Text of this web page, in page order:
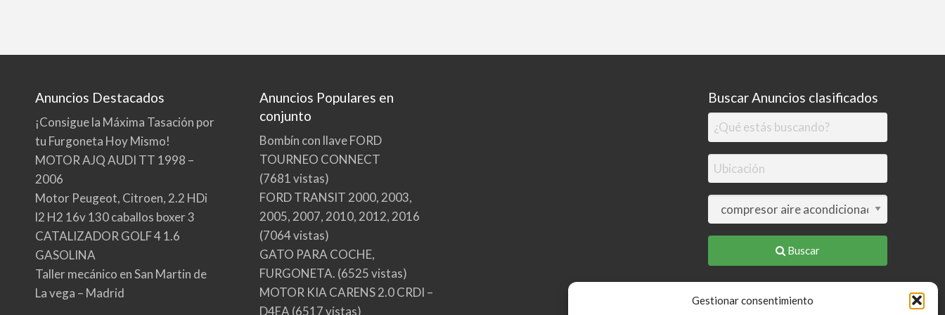
Gestionar consentimiento
Anuncios Destacados
¡Consigue la Máxima Tasación por
tu Furgoneta Hoy Mismo!
MOTOR AJQ AUDI TT 1998 –
2006
Motor Peugeot, Citroen, 2.2 HDi
l2 H2 16v 130 caballos boxer 3
CATALIZADOR GOLF 4 1.6
GASOLINA
Taller mecánico en San Martin de
La vega – Madrid
Anuncios Populares en
conjunto
Bombín con llave FORD
TOURNEO CONNECT
(7681 vistas)
FORD TRANSIT 2000, 2003,
2005, 2007, 2010, 2012, 2016
(7064 vistas)
GATO PARA COCHE,
FURGONETA. (6525 vistas)
MOTOR KIA CARENS 2.0 CRDI –
D4EA (6517 vistas)
Buscar Anuncios clasificados
Buscar